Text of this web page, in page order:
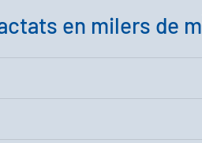
en milers de m